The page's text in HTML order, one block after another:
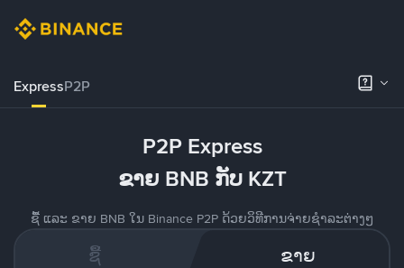
ExpressP2P
P2P Express
ຂາຍ BNB ກັບ KZT
ຊື້ ແລະ ຂາຍ BNB ໃນ Binance P2P ດ້ວຍວິທີການຈ່າຍຊຳລະຕ່າງໆ
ຊື້ ຂາຍ